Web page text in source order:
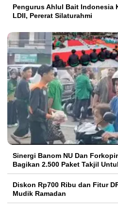
Pengurus Ahlul Bait Indonesia
LDII, Pererat Silaturahmi
Sinergi Banom NU Dan
Bagikan 2.500 Paket Takjil
Diskon Rp700 Ribu dan Fitur
Mudik Ramadan